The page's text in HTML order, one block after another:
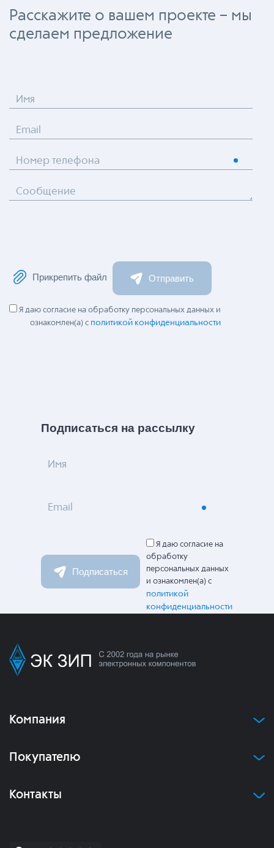
Расскажите о вашем проекте – мы
сделаем предложение
Имя
Email
Номер телефона
Сообщение
Прикрепить файл Отправить
Я даю согласие на обработку персональных данных и
ознакомлен(а) с политикой конфиденциальности
Подписаться на рассылку
Имя
Email
Подписаться
Я даю согласие на
обработку
персональных данных
и ознакомлен(а) с
политикой
конфиденциальности
Компания
Покупателю
Контакты